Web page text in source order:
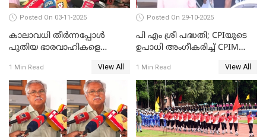
Posted On 03-11-2025
കാലാവധി തീര്‍ന്നപ്പോള്‍
പുതിയ ഭാരവാഹികളെ
WATCH VIDEO
1 Min Read View All
Posted On 29-10-2025
പി എം ശ്രീ പദ്ധതി; CPIയുടെ
ഉപാധി അംഗീകരിച്ച് CPIM
1 Min Read View All